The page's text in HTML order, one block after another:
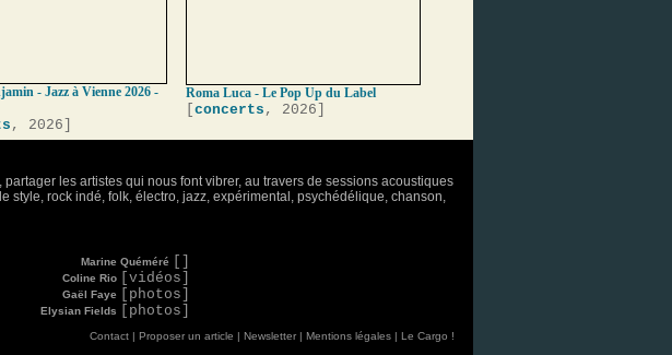
- Jazz à Vienne 2026 -
, 2026]
Roma Luca - Le Pop Up du Label
concerts , 2026]
les artistes qui nous font vibrer, au travers de sessions acoustiques
style, rock indé, folk, électro, jazz, expérimental, psychédélique, chanson,
Marine Quéméré
Coline Rio [vidéos]
Gaël Faye [photos]
Elysian Fields [photos]
Contact | Proposer un article | Newsletter | Mentions légales | Le Cargo !